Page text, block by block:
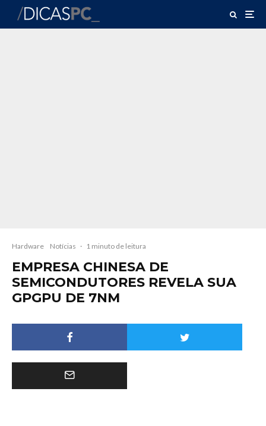
Hardware Notícias · 1 minuto de leitura
EMPRESA CHINESA DE
SEMICONDUTORES REVELA SUA
GPGPU DE 7NM